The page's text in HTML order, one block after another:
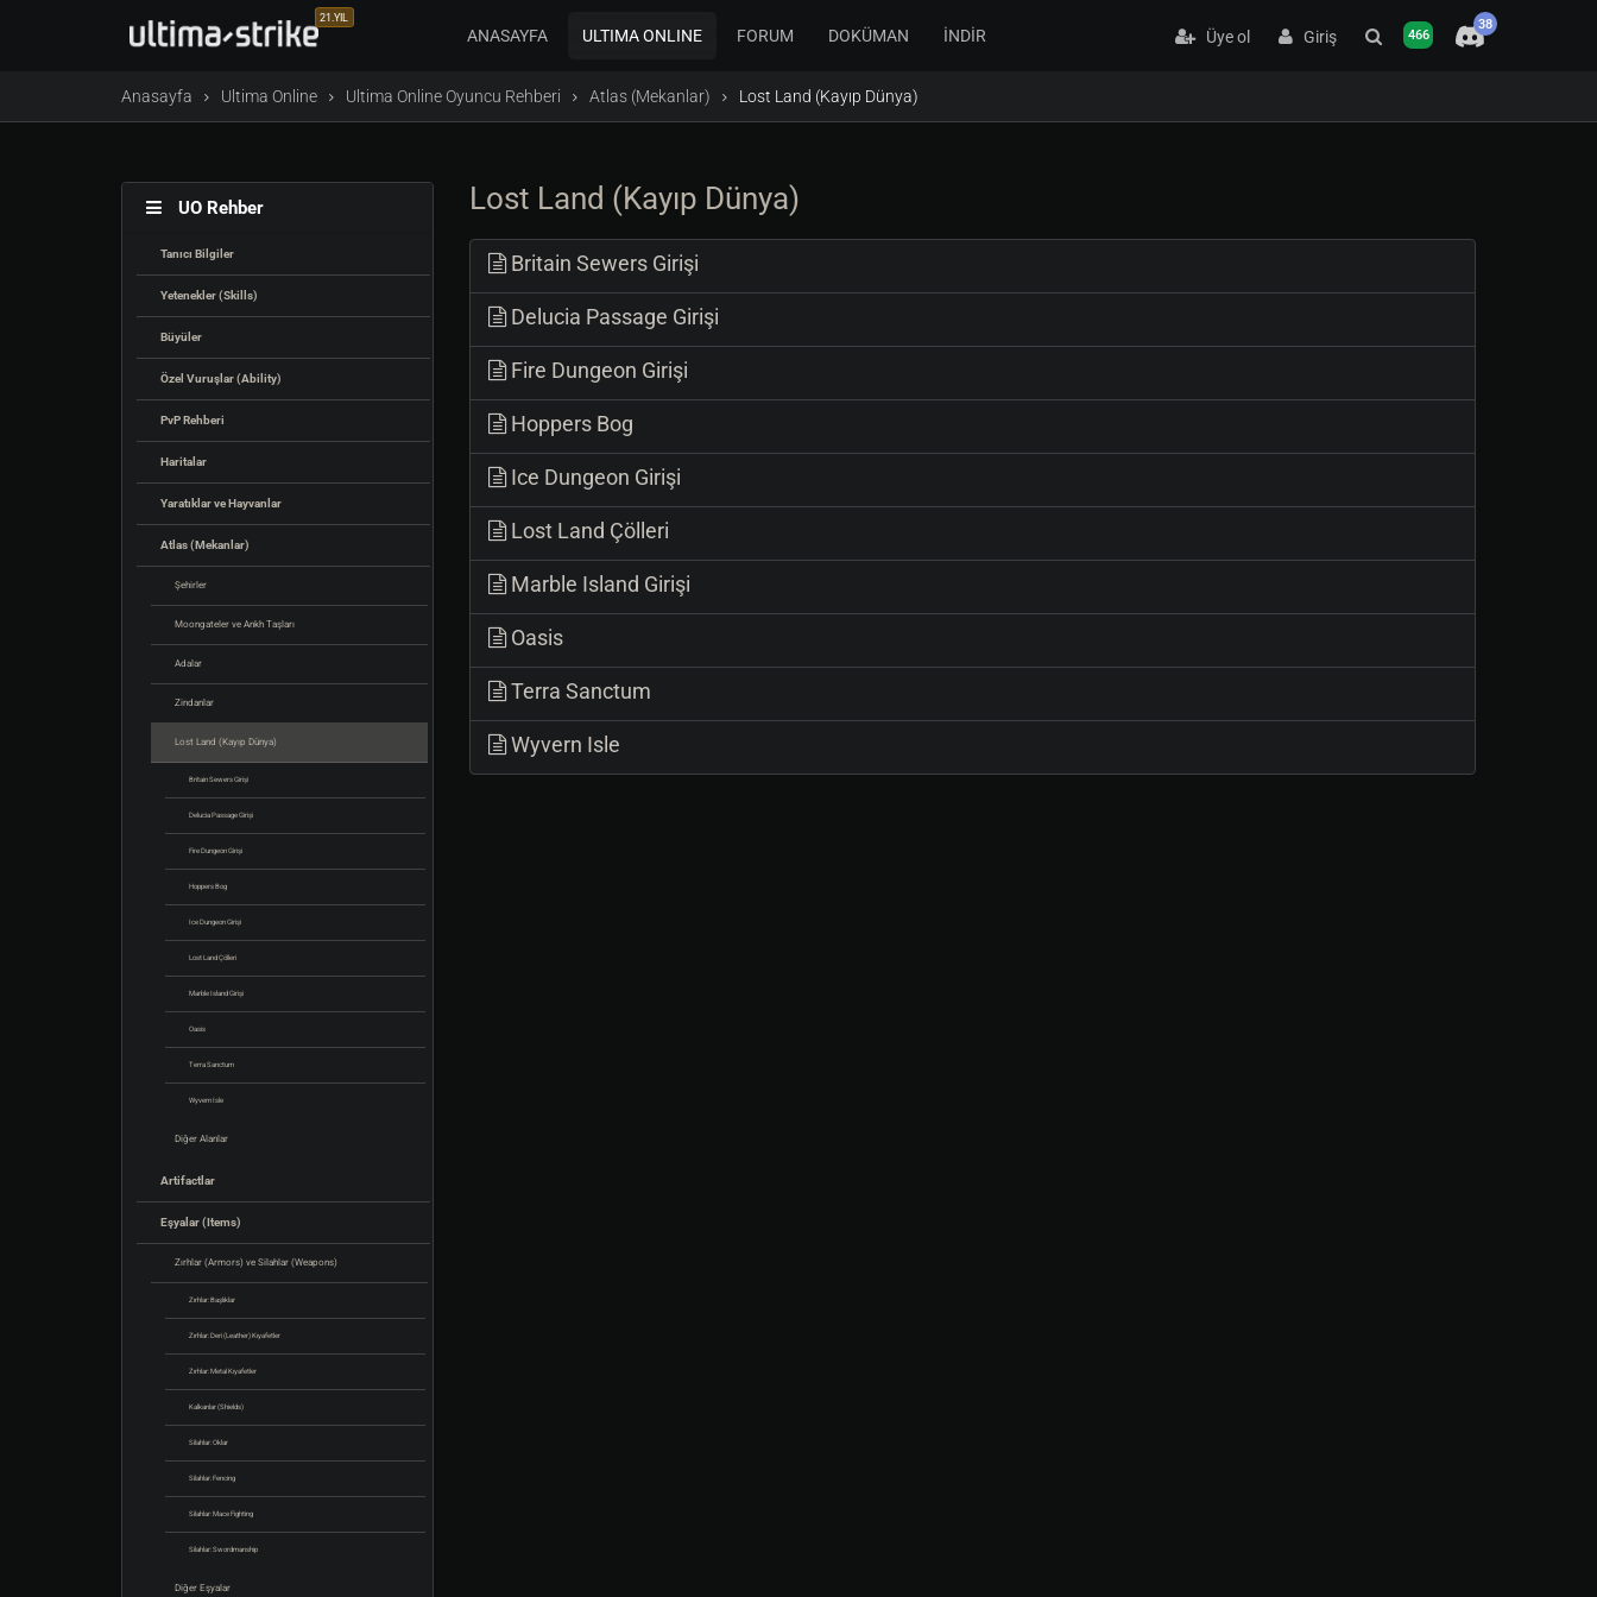
21.YIL
ANASAYFA ULTIMA ONLINE FORUM DOKÜMAN İNDİR Üye ol Giriş 466
38
Anasayfa Ultima Online Ultima Online Oyuncu Rehberi Atlas (Mekanlar) Lost Land (Kayıp Dünya)
UO Rehber
Tanıcı Bilgiler
Yetenekler (Skills)
Büyüler
Özel Vuruşlar (Ability)
PvP Rehberi
Haritalar
Yaratıklar ve Hayvanlar
Atlas (Mekanlar)
Şehirler
Moongateler ve Ankh Taşları
Adalar
Zindanlar
Lost Land (Kayıp Dünya)
Britain Sewers Girişi
Delucia Passage Girişi
Fire Dungeon Girişi
Hoppers Bog
Ice Dungeon Girişi
Lost Land Çölleri
Marble Island Girişi
Oasis
Terra Sanctum
Wyvern Isle
Diğer Alanlar
Artifactlar
Eşyalar (Items)
Zırhlar (Armors) ve Silahlar (Weapons)
Zırhlar: Başlıklar
Zırhlar: Deri (Leather) Kıyafetler
Zırhlar: Metal Kıyafetler
Kalkanlar (Shields)
Silahlar: Oklar
Silahlar: Fencing
Silahlar: Mace Fighting
Silahlar: Swordmanship
Diğer Eşyalar
Lost Land (Kayıp Dünya)
Britain Sewers Girişi
Delucia Passage Girişi
Fire Dungeon Girişi
Hoppers Bog
Ice Dungeon Girişi
Lost Land Çölleri
Marble Island Girişi
Oasis
Terra Sanctum
Wyvern Isle